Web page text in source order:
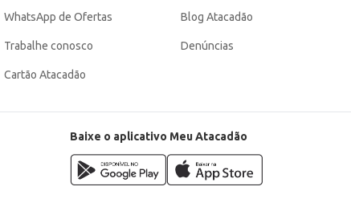
WhatsApp de Ofertas
Trabalhe conosco
Cartão Atacadão
Blog Atacadão
Denúncias
Baixe o aplicativo Meu Atacadão